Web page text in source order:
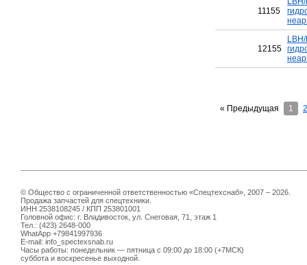
11155
12155
« Предыдущая 1 2
© Общество с ограниченной ответственностью «Спецтехснаб», 2007 – 2026.
Продажа запчастей для спецтехники.
ИНН 2538108245 / КПП 253801001
Головной офис: г. Владивосток, ул. Снеговая, 71, этаж 1
Тел.: (423) 2648-000
WhatApp +79841997936
E-mail: info_spectexsnab.ru
Часы работы: понедельник — пятница с 09:00 до 18:00 (+7МСК)
суббота и воскресенье выходной.